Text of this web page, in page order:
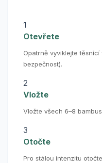
1
Otevřete
Opatrně vyviklejte
bezpečnost).
2
Vložte
Vložte všech 6–8
3
Otočte
Pro stálou intenzitu